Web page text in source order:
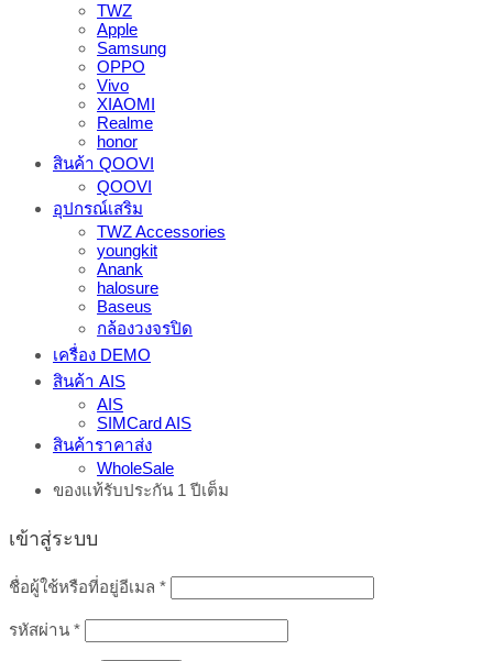
TWZ
Apple
Samsung
OPPO
Vivo
XIAOMI
Realme
honor
สินค้า QOOVI
QOOVI
อุปกรณ์เสริม
TWZ Accessories
youngkit
Anank
halosure
Baseus
กล้องวงจรปิด
เครื่อง DEMO
สินค้า AIS
AIS
SIMCard AIS
สินค้าราคาส่ง
WholeSale
ของแท้รับประกัน 1 ปีเต็ม
เข้าสู่ระบบ
ชื่อผู้ใช้หรือที่อยู่อีเมล *ต้องการ
รหัสผ่าน *ต้องการ